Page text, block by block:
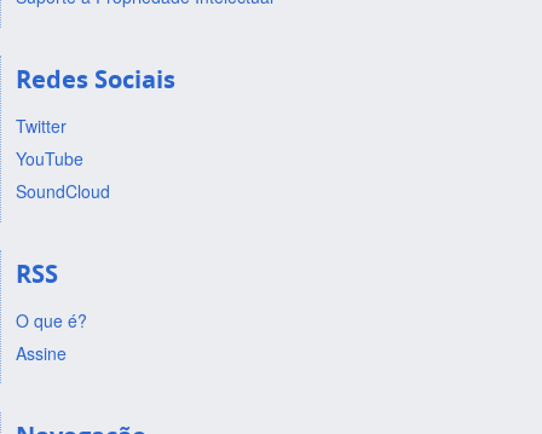
Redes Sociais
Twitter
YouTube
SoundCloud
RSS
O que é?
Assine